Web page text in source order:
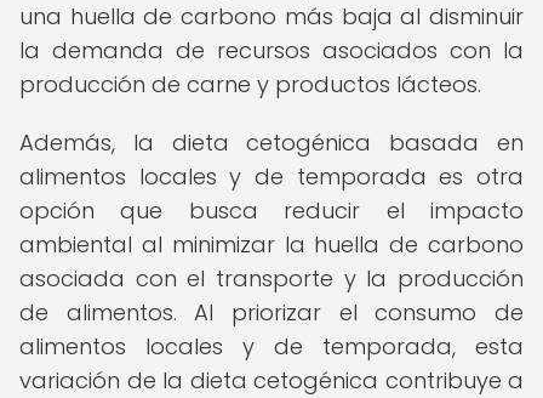
una huella de carbono más baja al disminuir
la demanda de recursos asociados con la
producción de carne y productos lácteos.
Además, la dieta cetogénica basada en
alimentos locales y de temporada es otra
opción que busca reducir el impacto
ambiental al minimizar la huella de carbono
asociada con el transporte y la producción
de alimentos. Al priorizar el consumo de
alimentos locales y de temporada, esta
variación de la dieta cetogénica contribuye a